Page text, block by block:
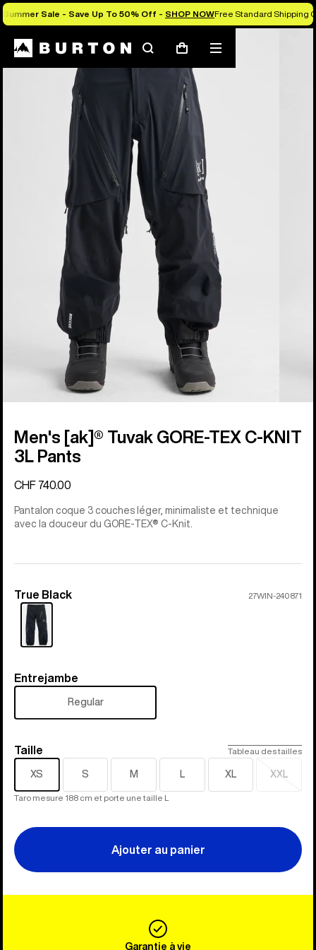
Summer Sale - Save Up To 50% Off - SHOP NOWFree Standard Shipping
Rechercher
PanierMenu
Les experts Burton vous expliquent tout
Men's [ak]® Tuvak GORE-TEX C-KNIT
3L Pants
CHF 740.00
Pantalon coque 3 couches léger, minimaliste et technique
avec la douceur du GORE-TEX® C-Knit.
Couleur
True Black 27WIN-240871
Entrejambe
Entrejambe
Regular
Taille
Taille Tableau des tailles
XS S M L XL XXL
Épuisé
Taro mesure 188 cm et porte une taille L
Ajouter au panier
Garantie à vie